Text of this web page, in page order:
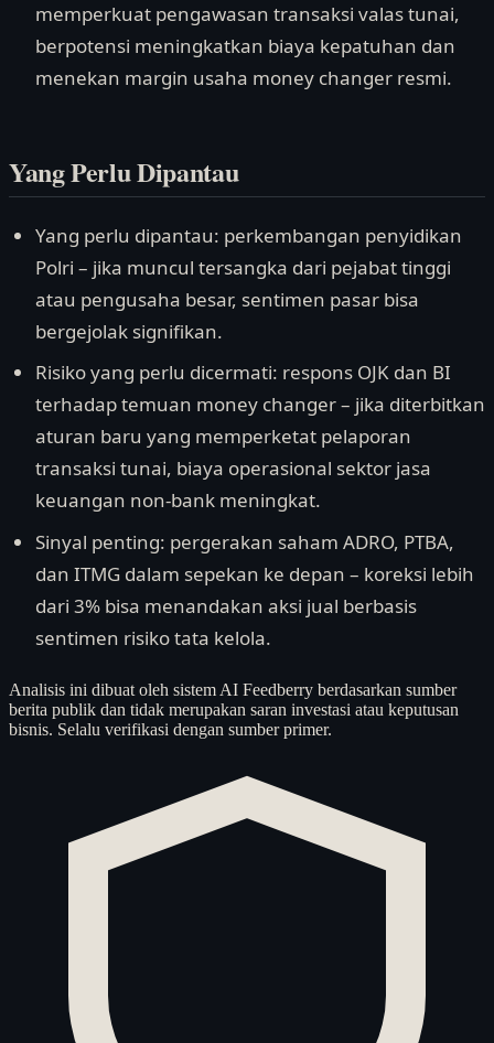
memperkuat pengawasan transaksi valas tunai,
berpotensi meningkatkan biaya kepatuhan dan
menekan margin usaha money changer resmi.
Yang Perlu Dipantau
Yang perlu dipantau: perkembangan penyidikan
Polri – jika muncul tersangka dari pejabat tinggi
atau pengusaha besar, sentimen pasar bisa
bergejolak signifikan.
Risiko yang perlu dicermati: respons OJK dan BI
terhadap temuan money changer – jika diterbitkan
aturan baru yang memperketat pelaporan
transaksi tunai, biaya operasional sektor jasa
keuangan non-bank meningkat.
Sinyal penting: pergerakan saham ADRO, PTBA,
dan ITMG dalam sepekan ke depan – koreksi lebih
dari 3% bisa menandakan aksi jual berbasis
sentimen risiko tata kelola.
Analisis ini dibuat oleh sistem AI Feedberry berdasarkan sumber
berita publik dan tidak merupakan saran investasi atau keputusan
bisnis. Selalu verifikasi dengan sumber primer.